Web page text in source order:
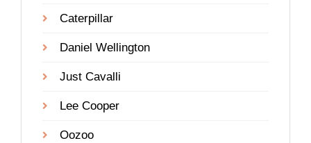
Caterpillar
Daniel Wellington
Just Cavalli
Lee Cooper
Oozoo